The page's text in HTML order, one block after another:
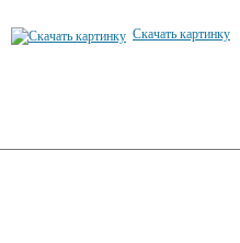
Скачать картинку